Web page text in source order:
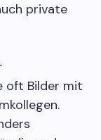
private
oft Bilder mit